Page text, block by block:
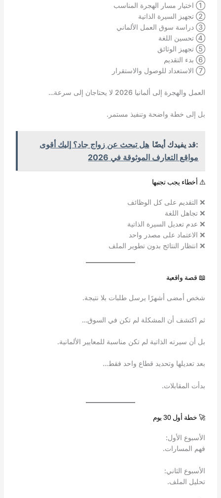
① اختيار مسار الهجرة المناسب
② تجهيز السيرة الذاتية
③ دراسة سوق العمل الألماني
④ تحسين اللغة
⑤ تجهيز الوثائق
⑥ بدء التقديم
⑦ الاستعداد للوصول والاستقرار
العمل والهجرة إلى ألمانيا 2026 لا يحتاجان إلى سرعة…
بل إلى خطة واضحة وتنفيذ مستمر.
:قد يفيدك أيضًا هل تبحث عن زواج جاد؟ إليك أقوى
مواقع التعارف الموثوقة في 2026
⚠️ أخطاء يجب تجنبها
❌ التقديم على كل الوظائف
❌ تجاهل اللغة
❌ عدم تعديل السيرة الذاتية
❌ الاعتماد على مصدر واحد
❌ انتظار النتائج بدون تطوير الملف
📖 قصة واقعية
شخص أمضى أشهرًا يرسل طلبات بلا نتيجة.
ثم اكتشف أن المشكلة لم تكن في السوق…
بل أن سيرته الذاتية لم تكن مناسبة للمعايير الألمانية.
بعد تعديلها وتحديد قطاع واحد فقط…
بدأت المقابلات.
🚀 خطة أول 30 يوم
الأسبوع الأول:
فهم المسارات.
الأسبوع الثاني:
تحليل الملف.